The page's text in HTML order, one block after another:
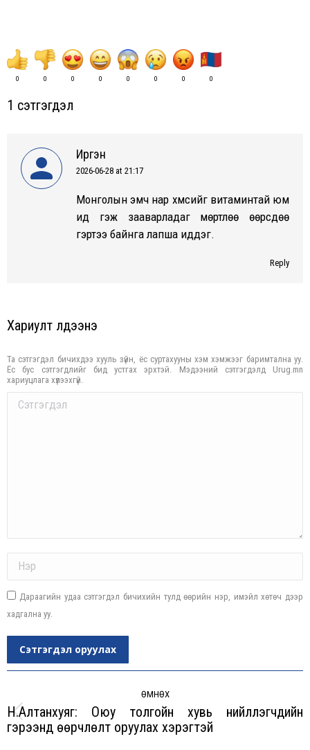
0 0 0 0 0 0 0 0
1 сэтгэгдэл
Иргэн
says:
2026-06-28 at 21:17
Монголын эмч нар хүмүүсийг витаминтай юм
ид гэж зааварладаг мөртлөө өөрсдөө
гэртээ байнга лапша иддэг.
Reply
Хариулт үлдээнэ үү
Та сэтгэгдэл бичихдээ хууль зүйн, ёс суртахууны хэм хэмжээг баримтална уу.
Ёс бус сэтгэгдлийг бид устгах эрхтэй. Мэдээний сэтгэгдэлд Urug.mn
хариуцлага хүлээхгүй.
Comment
Дараагийн удаа сэтгэгдэл бичихийн тулд өөрийн нэр, имэйл хөтөч дээр
хадгална уу.
Сэтгэгдэл оруулах
navigation
ӨМНӨХ
Previous
post:
Н.Алтанхуяг: Оюу толгойн хувь нийлүүлэгчдийн
гэрээнд өөрчлөлт оруулах хэрэгтэй